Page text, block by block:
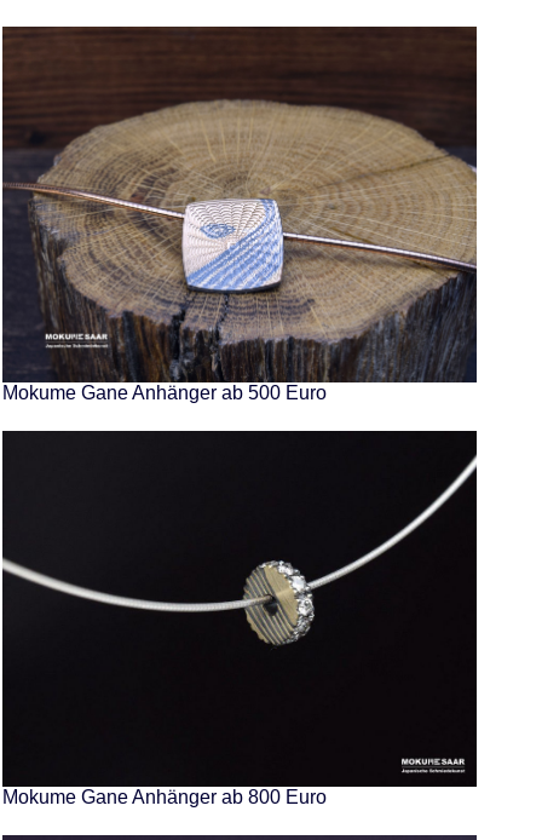
Mokume Gane Anhänger ab 500 Euro
Mokume Gane Anhänger ab 800 Euro